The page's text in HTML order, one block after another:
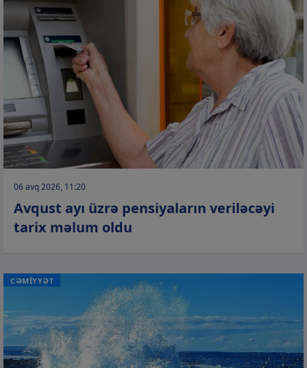
06 avq 2026, 11:20
Avqust ayı üzrə pensiyaların veriləcəyi
tarix məlum oldu
CƏMİYYƏT